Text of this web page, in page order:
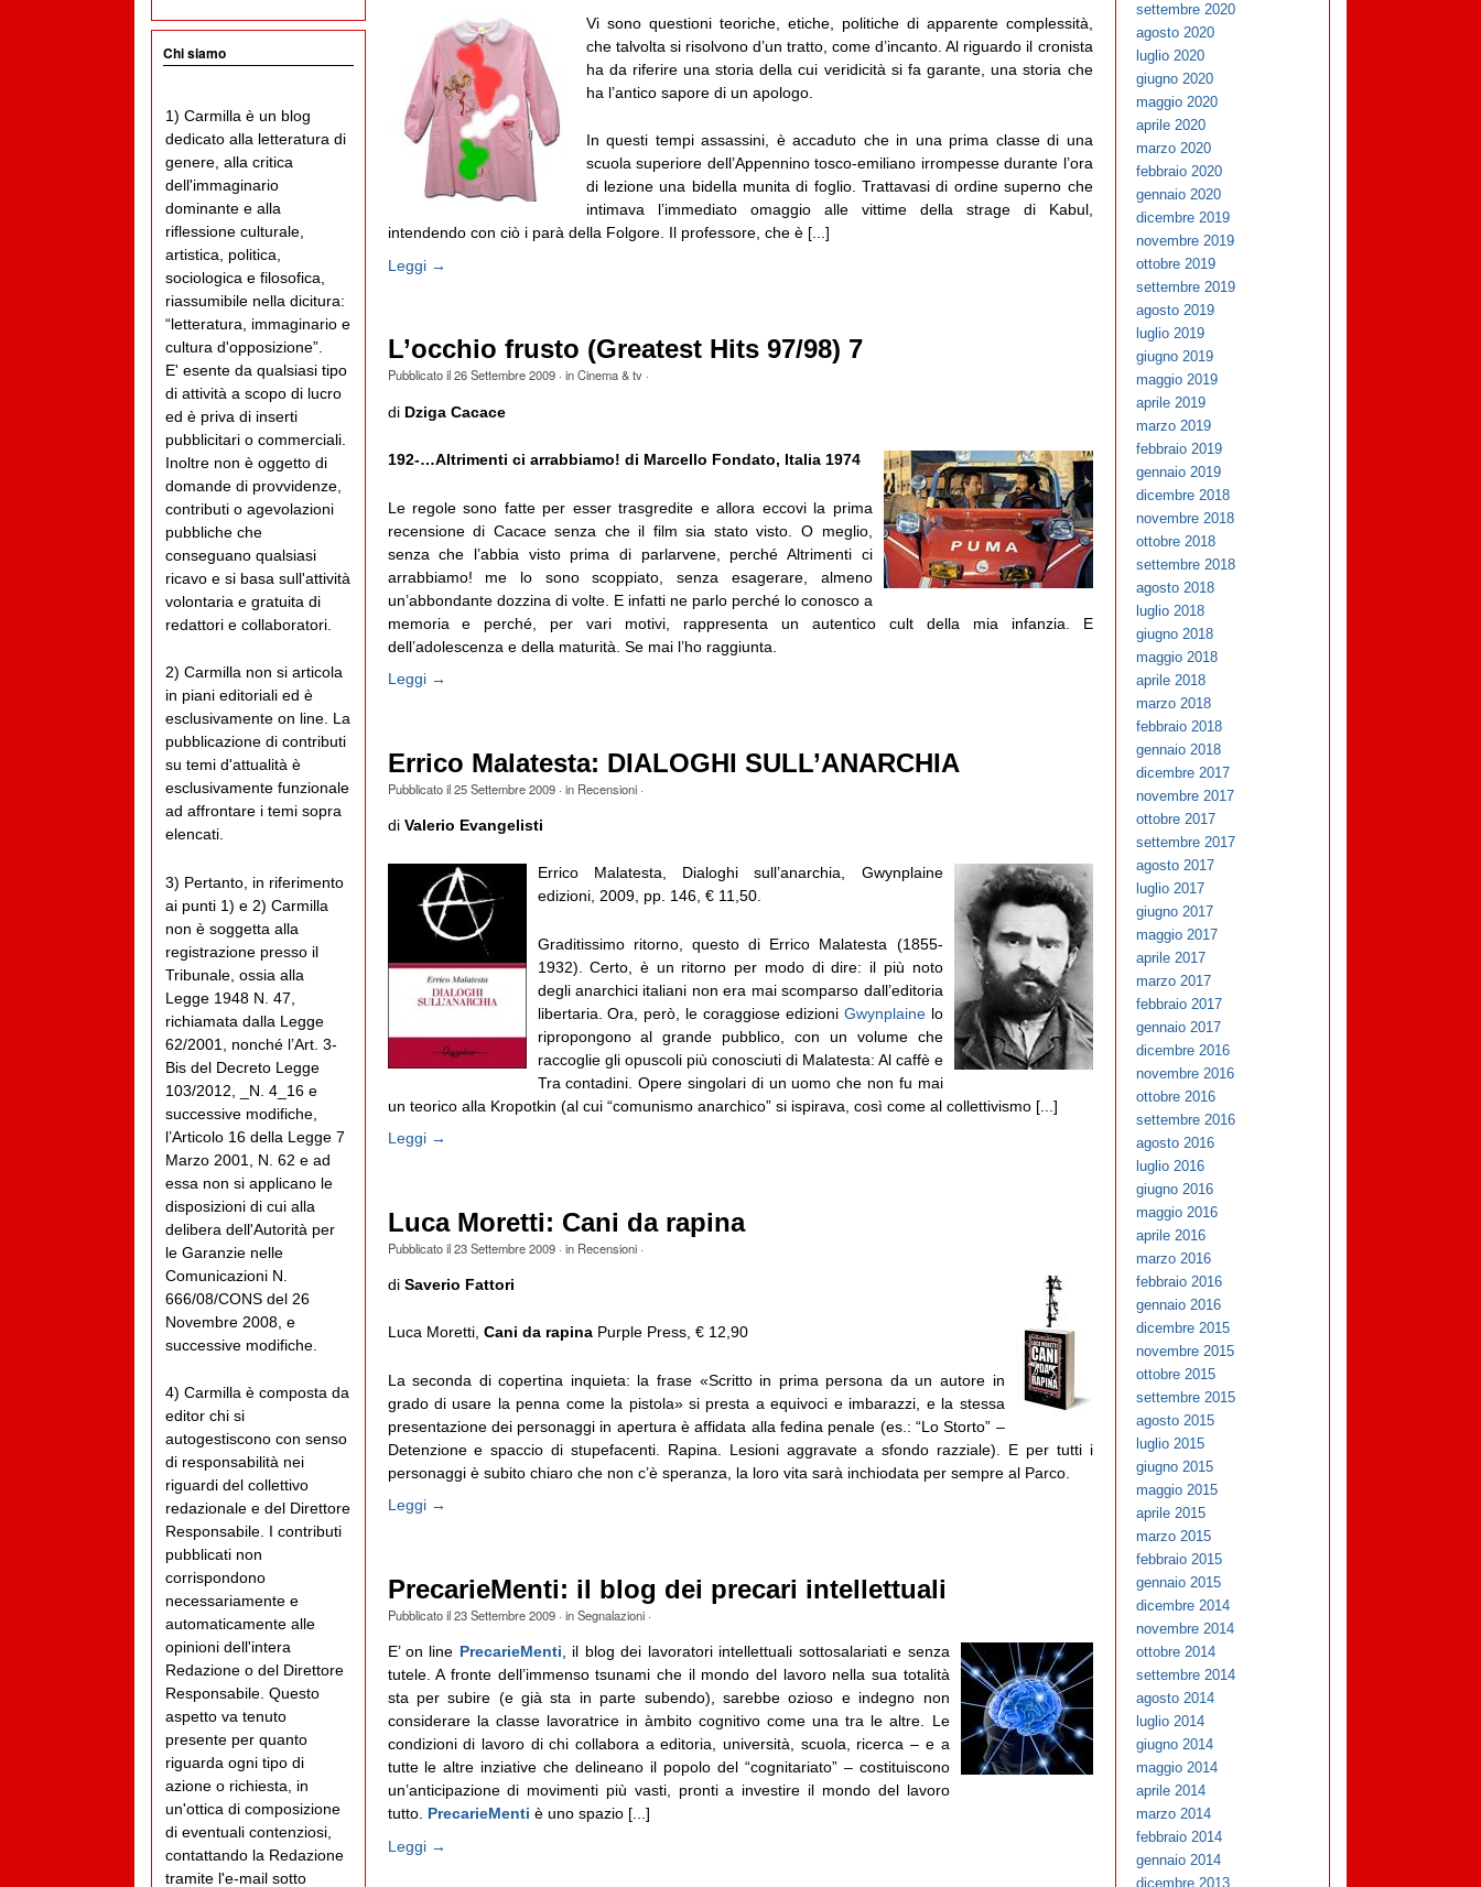
Vi sono questioni teoriche, etiche, politiche di apparente complessità,
che talvolta si risolvono d’un tratto, come d’incanto. Al riguardo il cronista
ha da riferire una storia della cui veridicità si fa garante, una storia che
ha l’antico sapore di un apologo.
In questi tempi assassini, è accaduto che in una prima classe di una
scuola superiore dell’Appennino tosco-emiliano irrompesse durante l’ora
di lezione una bidella munita di foglio. Trattavasi di ordine superno che
intimava l’immediato omaggio alle vittime della strage di Kabul,
intendendo con ciò i parà della Folgore. Il professore, che è [...]
Leggi →
L’occhio frusto (Greatest Hits 97/98) 7
Pubblicato il26 Settembre 2009· inCinema & tv·
di Dziga Cacace
192-…Altrimenti ci arrabbiamo! di Marcello Fondato, Italia 1974
Le regole sono fatte per esser trasgredite e allora eccovi la prima
recensione di Cacace senza che il film sia stato visto. O meglio,
senza che l’abbia visto prima di parlarvene, perché Altrimenti ci
arrabbiamo! me lo sono scoppiato, senza esagerare, almeno
un’abbondante dozzina di volte. E infatti ne parlo perché lo conosco a
memoria e perché, per vari motivi, rappresenta un autentico cult della mia infanzia. E
dell’adolescenza e della maturità. Se mai l’ho raggiunta.
Leggi →
Errico Malatesta: DIALOGHI SULL’ANARCHIA
Pubblicato il25 Settembre 2009· in Recensioni·
di Valerio Evangelisti
Errico Malatesta, Dialoghi sull’anarchia, Gwynplaine
edizioni, 2009, pp. 146, € 11,50.
Graditissimo ritorno, questo di Errico Malatesta (1855-
1932). Certo, è un ritorno per modo di dire: il più noto
degli anarchici italiani non era mai scomparso dall’editoria
libertaria. Ora, però, le coraggiose edizioni Gwynplainelo
ripropongono al grande pubblico, con un volume che
raccoglie gli opuscoli più conosciuti di Malatesta: Al caffè e
Tra contadini. Opere singolari di un uomo che non fu mai
un teorico alla Kropotkin (al cui “comunismo anarchico” si ispirava, così come al collettivismo [...]
Leggi →
Luca Moretti: Cani da rapina
Pubblicato il23 Settembre 2009· in Recensioni·
di Saverio Fattori
Luca Moretti, Cani da rapinaPurple Press, € 12,90
La seconda di copertina inquieta: la frase «Scritto in prima persona da un autore in
grado di usare la penna come la pistola» si presta a equivoci e imbarazzi, e la stessa
presentazione dei personaggi in apertura è affidata alla fedina penale (es.: “Lo Storto” –
Detenzione e spaccio di stupefacenti. Rapina. Lesioni aggravate a sfondo razziale). E per tutti i
personaggi è subito chiaro che non c’è speranza, la loro vita sarà inchiodata per sempre al Parco.
Leggi →
PrecarieMenti: il blog dei precari intellettuali
Pubblicato il23 Settembre 2009· inSegnalazioni·
E’ on line PrecarieMenti, il blog dei lavoratori intellettuali sottosalariati e senza
tutele. A fronte dell’immenso tsunami che il mondo del lavoro nella sua totalità
sta per subire (e già sta in parte subendo), sarebbe ozioso e indegno non
considerare la classe lavoratrice in àmbito cognitivo come una tra le altre. Le
condizioni di lavoro di chi collabora a editoria, università, scuola, ricerca – e a
tutte le altre inziative che delineano il popolo del “cognitariato” – costituiscono
un’anticipazione di movimenti più vasti, pronti a investire il mondo del lavoro
tutto. PrecarieMenti è uno spazio [...]
Leggi →
Chi siamo
1) Carmilla è un blog
dedicato alla letteratura di
genere, alla critica
dell'immaginario
dominante e alla
riflessione culturale,
artistica, politica,
sociologica e filosofica,
riassumibile nella dicitura:
“letteratura, immaginario e
cultura d'opposizione”.
E' esente da qualsiasi tipo
di attività a scopo di lucro
ed è priva di inserti
pubblicitari o commerciali.
Inoltre non è oggetto di
domande di provvidenze,
contributi o agevolazioni
pubbliche che
conseguano qualsiasi
ricavo e si basa sull'attività
volontaria e gratuita di
redattori e collaboratori.
2) Carmilla non si articola
in piani editoriali ed è
esclusivamente on line. La
pubblicazione di contributi
su temi d'attualità è
esclusivamente funzionale
ad affrontare i temi sopra
elencati.
3) Pertanto, in riferimento
ai punti 1) e 2) Carmilla
non è soggetta alla
registrazione presso il
Tribunale, ossia alla
Legge 1948 N. 47,
richiamata dalla Legge
62/2001, nonché l’Art. 3-
Bis del Decreto Legge
103/2012, _N. 4_16 e
successive modifiche,
l’Articolo 16 della Legge 7
Marzo 2001, N. 62 e ad
essa non si applicano le
disposizioni di cui alla
delibera dell'Autorità per
le Garanzie nelle
Comunicazioni N.
666/08/CONS del 26
Novembre 2008, e
successive modifiche.
4) Carmilla è composta da
editor chi si
autogestiscono con senso
di responsabilità nei
riguardi del collettivo
redazionale e del Direttore
Responsabile. I contributi
pubblicati non
corrispondono
necessariamente e
automaticamente alle
opinioni dell'intera
Redazione o del Direttore
Responsabile. Questo
aspetto va tenuto
presente per quanto
riguarda ogni tipo di
azione o richiesta, in
un'ottica di composizione
di eventuali contenziosi,
contattando la Redazione
tramite l'e-mail sotto
settembre 2020
agosto 2020
luglio 2020
giugno 2020
maggio 2020
aprile 2020
marzo 2020
febbraio 2020
gennaio 2020
dicembre 2019
novembre 2019
ottobre 2019
settembre 2019
agosto 2019
luglio 2019
giugno 2019
maggio 2019
aprile 2019
marzo 2019
febbraio 2019
gennaio 2019
dicembre 2018
novembre 2018
ottobre 2018
settembre 2018
agosto 2018
luglio 2018
giugno 2018
maggio 2018
aprile 2018
marzo 2018
febbraio 2018
gennaio 2018
dicembre 2017
novembre 2017
ottobre 2017
settembre 2017
agosto 2017
luglio 2017
giugno 2017
maggio 2017
aprile 2017
marzo 2017
febbraio 2017
gennaio 2017
dicembre 2016
novembre 2016
ottobre 2016
settembre 2016
agosto 2016
luglio 2016
giugno 2016
maggio 2016
aprile 2016
marzo 2016
febbraio 2016
gennaio 2016
dicembre 2015
novembre 2015
ottobre 2015
settembre 2015
agosto 2015
luglio 2015
giugno 2015
maggio 2015
aprile 2015
marzo 2015
febbraio 2015
gennaio 2015
dicembre 2014
novembre 2014
ottobre 2014
settembre 2014
agosto 2014
luglio 2014
giugno 2014
maggio 2014
aprile 2014
marzo 2014
febbraio 2014
gennaio 2014
dicembre 2013